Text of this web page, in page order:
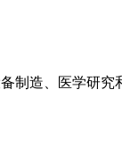
制造、医学研